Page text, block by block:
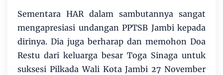
Sementara HAR dalam sambutannya sangat
mengapresiasi undangan PPTSB Jambi kepada
dirinya. Dia juga berharap dan memohon Doa
Restu dari keluarga besar Toga Sinaga untuk
suksesi Pilkada Wali Kota Jambi 27 November